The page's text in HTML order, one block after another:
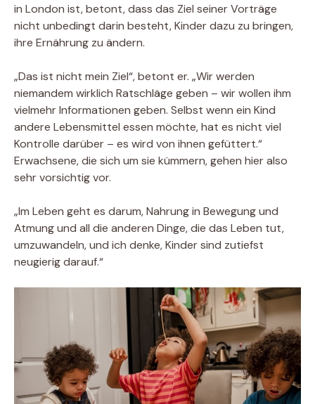
in London ist, betont, dass das Ziel seiner Vorträge
nicht unbedingt darin besteht, Kinder dazu zu bringen,
ihre Ernährung zu ändern.
„Das ist nicht mein Ziel“, betont er. „Wir werden
niemandem wirklich Ratschläge geben – wir wollen ihm
vielmehr Informationen geben. Selbst wenn ein Kind
andere Lebensmittel essen möchte, hat es nicht viel
Kontrolle darüber – es wird von ihnen gefüttert.“
Erwachsene, die sich um sie kümmern, gehen hier also
sehr vorsichtig vor.
„Im Leben geht es darum, Nahrung in Bewegung und
Atmung und all die anderen Dinge, die das Leben tut,
umzuwandeln, und ich denke, Kinder sind zutiefst
neugierig darauf.“